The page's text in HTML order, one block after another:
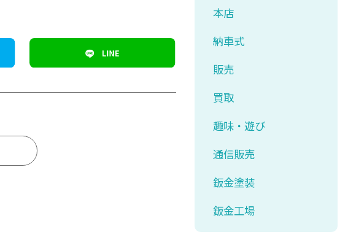
本店
納車式
販売
買取
趣味・遊び
通信販売
鈑金塗装
鈑金工場